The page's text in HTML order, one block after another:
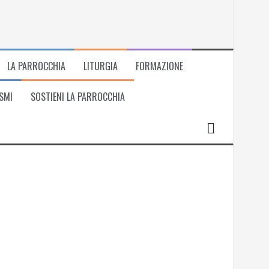
LA PARROCCHIA LITURGIA FORMAZIONE
SOSTIENI LA PARROCCHIA